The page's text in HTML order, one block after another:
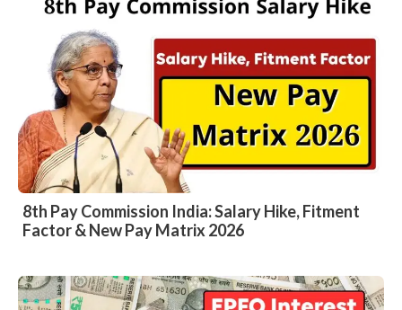
8th Pay Commission India: Salary Hike, Fitment
Factor & New Pay Matrix 2026